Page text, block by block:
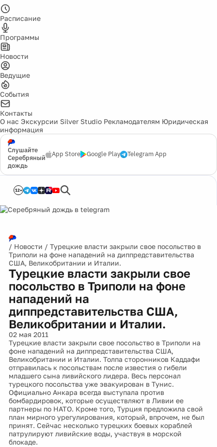
Расписание
Программы
Новости
Ведущие
События
Контакты
О нас Экскурсии Silver Studio Рекламодателям Юридическая
информация
Слушайте
Серебряный
дождь
App Store Google Play Telegram App
12+
/ Новости / Турецкие власти закрыли свое посольство в
Триполи на фоне нападений на диппредставительства
США, Великобритании и Италии.
Турецкие власти закрыли свое
посольство в Триполи на фоне
нападений на
диппредставительства США,
Великобритании и Италии.
02 мая 2011
Турецкие власти закрыли свое посольство в Триполи на
фоне нападений на диппредставительства США,
Великобритании и Италии. Толпа сторонников Каддафи
отправилась к посольствам после известия о гибели
младшего сына ливийского лидера. Весь персонал
турецкого посольства уже эвакуирован в Тунис.
Официально Анкара всегда выступала против
бомбардировок, которые осуществляют в Ливии ее
партнеры по НАТО. Кроме того, Турция предложила свой
план мирного урегулирования, который, впрочем, не был
принят. Сейчас несколько турецких боевых кораблей
патрулируют ливийские воды, участвуя в морской
блокаде.